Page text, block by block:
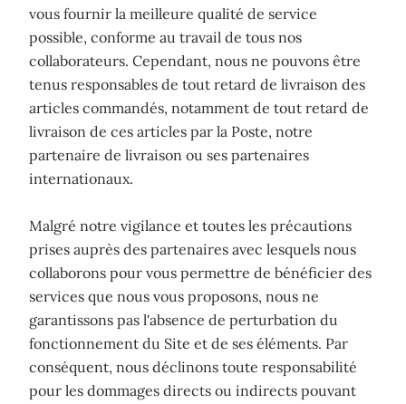
vous fournir la meilleure qualité de service
possible, conforme au travail de tous nos
collaborateurs. Cependant, nous ne pouvons être
tenus responsables de tout retard de livraison des
articles commandés, notamment de tout retard de
livraison de ces articles par la Poste, notre
partenaire de livraison ou ses partenaires
internationaux.
Malgré notre vigilance et toutes les précautions
prises auprès des partenaires avec lesquels nous
collaborons pour vous permettre de bénéficier des
services que nous vous proposons, nous ne
garantissons pas l'absence de perturbation du
fonctionnement du Site et de ses éléments. Par
conséquent, nous déclinons toute responsabilité
pour les dommages directs ou indirects pouvant